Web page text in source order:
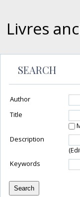
Livres
SEARCH
Author
Title
Description
Keywords